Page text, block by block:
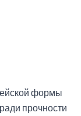
формы
прочности